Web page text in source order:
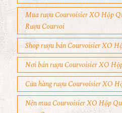
Mua rượu Courvoisier XO Hộp
Rượu Courvoi
Shop rượu bán Courvoisier XO
Nơi bán rượu Courvoisier XO
Cửa hàng rượu Courvoisier XO
Nên mua Courvoisier XO Hộp